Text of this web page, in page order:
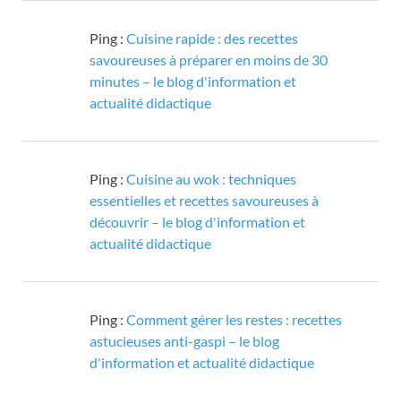
Ping : Cuisine rapide : des recettes
savoureuses à préparer en moins de 30
minutes – le blog d'information et
actualité didactique
Ping : Cuisine au wok : techniques
essentielles et recettes savoureuses à
découvrir – le blog d'information et
actualité didactique
Ping : Comment gérer les restes : recettes
astucieuses anti-gaspi – le blog
d'information et actualité didactique